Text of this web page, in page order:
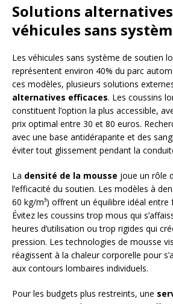
Solutions
véhicules sans
Les véhicules sans système de soutien
représentent environ 40% du parc
ces modèles, plusieurs solutions
alternatives efficaces. Les coussins
constituent l’option la plus accessible,
prix optimal entre 30 et 80 euros.
avec une base antidérapante et des
éviter tout glissement pendant la
La densité de la mousse joue un rôle
l’efficacité du soutien. Les modèles à
60 kg/m³) offrent un équilibre idéal
Évitez les coussins trop mous qui
heures d’utilisation ou trop rigides qui
pression. Les technologies de mousse
réagissent à la chaleur corporelle pour
aux contours lombaires individuels.
Pour les budgets plus restreints, une